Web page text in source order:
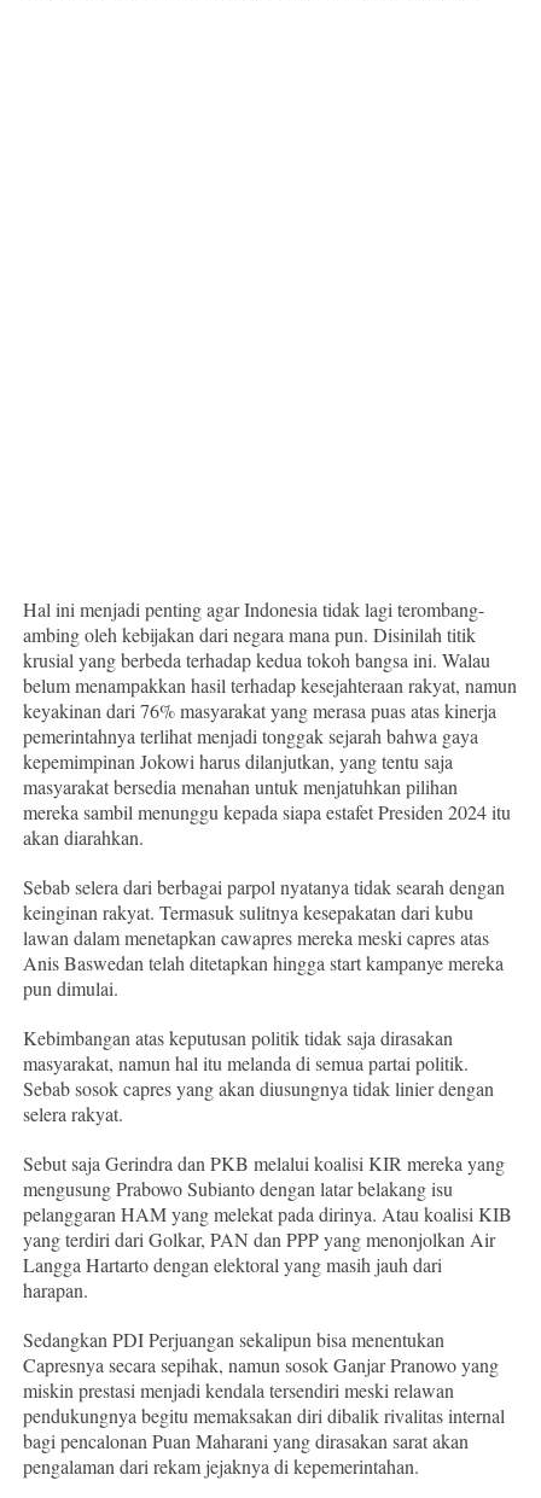
Hal ini menjadi penting agar Indonesia tidak lagi terombang-
ambing oleh kebijakan dari negara mana pun. Disinilah titik
krusial yang berbeda terhadap kedua tokoh bangsa ini. Walau
belum menampakkan hasil terhadap kesejahteraan rakyat, namun
keyakinan dari 76% masyarakat yang merasa puas atas kinerja
pemerintahnya terlihat menjadi tonggak sejarah bahwa gaya
kepemimpinan Jokowi harus dilanjutkan, yang tentu saja
masyarakat bersedia menahan untuk menjatuhkan pilihan
mereka sambil menunggu kepada siapa estafet Presiden 2024 itu
akan diarahkan.
Sebab selera dari berbagai parpol nyatanya tidak searah dengan
keinginan rakyat. Termasuk sulitnya kesepakatan dari kubu
lawan dalam menetapkan cawapres mereka meski capres atas
Anis Baswedan telah ditetapkan hingga start kampanye mereka
pun dimulai.
Kebimbangan atas keputusan politik tidak saja dirasakan
masyarakat, namun hal itu melanda di semua partai politik.
Sebab sosok capres yang akan diusungnya tidak linier dengan
selera rakyat.
Sebut saja Gerindra dan PKB melalui koalisi KIR mereka yang
mengusung Prabowo Subianto dengan latar belakang isu
pelanggaran HAM yang melekat pada dirinya. Atau koalisi KIB
yang terdiri dari Golkar, PAN dan PPP yang menonjolkan Air
Langga Hartarto dengan elektoral yang masih jauh dari
harapan.
Sedangkan PDI Perjuangan sekalipun bisa menentukan
Capresnya secara sepihak, namun sosok Ganjar Pranowo yang
miskin prestasi menjadi kendala tersendiri meski relawan
pendukungnya begitu memaksakan diri dibalik rivalitas internal
bagi pencalonan Puan Maharani yang dirasakan sarat akan
pengalaman dari rekam jejaknya di kepemerintahan.